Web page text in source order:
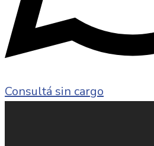
Consultá sin cargo